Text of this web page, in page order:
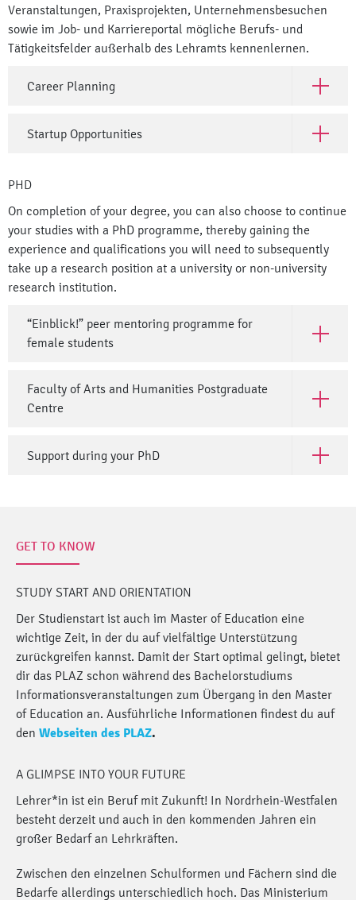
Veranstaltungen, Praxisprojekten, Unternehmensbesuchen
sowie im Job- und Karriereportal mögliche Berufs- und
Tätigkeitsfelder außerhalb des Lehramts kennenlernen.
Career Planning Open
Startup Opportunities Open
PHD
On completion of your degree, you can also choose to continue
your studies with a PhD programme, thereby gaining the
experience and qualifications you will need to subsequently
take up a research position at a university or non-university
research institution.
“Einblick!” peer mentoring programme for
female students
Open
Faculty of Arts and Humanities Postgraduate
Centre
Open
Support during your PhD Open
GET TO KNOW
STUDY START AND ORIENTATION
Der Studienstart ist auch im Master of Education eine
wichtige Zeit, in der du auf vielfältige Unterstützung
zurückgreifen kannst. Damit der Start optimal gelingt, bietet
dir das PLAZ schon während des Bachelorstudiums
Informationsveranstaltungen zum Übergang in den Master
of Education an. Ausführliche Informationen findest du auf
den Webseiten des PLAZ.
A GLIMPSE INTO YOUR FUTURE
Lehrer*in ist ein Beruf mit Zukunft! In Nordrhein-Westfalen
besteht derzeit und auch in den kommenden Jahren ein
großer Bedarf an Lehrkräften.
Zwischen den einzelnen Schulformen und Fächern sind die
Bedarfe allerdings unterschiedlich hoch. Das Ministerium